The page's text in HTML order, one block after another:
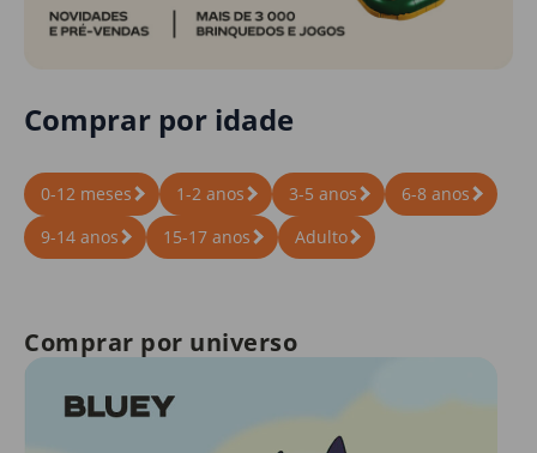
Comprar por idade
0-12 meses 1-2 anos 3-5 anos
6-8 anos
9-14 anos
15-17 anos Adulto
Comprar por universo